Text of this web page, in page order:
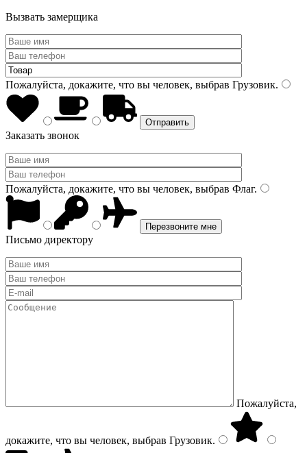
Вызвать замерщика
Пожалуйста, докажите, что вы человек, выбрав Грузовик.
Заказать звонок
Пожалуйста, докажите, что вы человек, выбрав Флаг.
Письмо директору
Пожалуйста,
докажите, что вы человек, выбрав Грузовик.